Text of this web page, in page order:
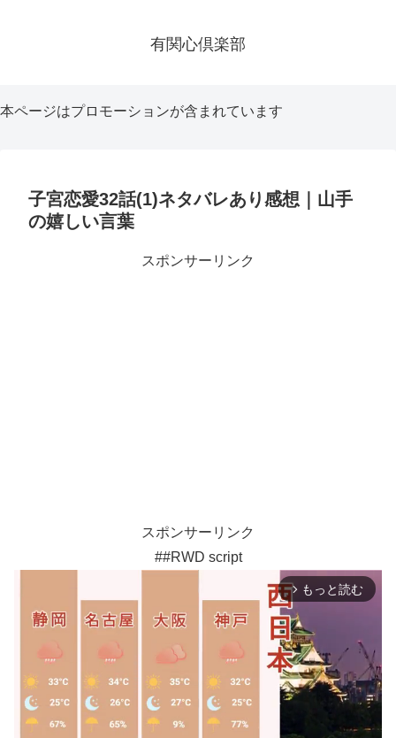
有関心倶楽部
本ページはプロモーションが含まれています
子宮恋愛32話(1)ネタバレあり感想｜山手
の嬉しい言葉
スポンサーリンク
スポンサーリンク
##RWD script
arrow_forward_ios もっと読む